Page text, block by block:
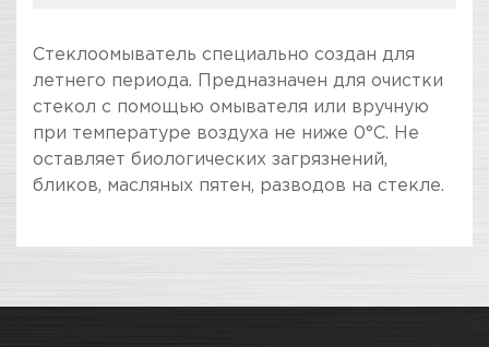
Стеклоомыватель специально создан для
летнего периода. Предназначен для очистки
стекол с помощью омывателя или вручную
при температуре воздуха не ниже 0°С. Не
оставляет биологических загрязнений,
бликов, масляных пятен, разводов на стекле.